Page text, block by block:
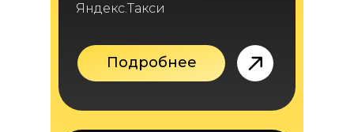
Яндекс.Такси
Подробнее